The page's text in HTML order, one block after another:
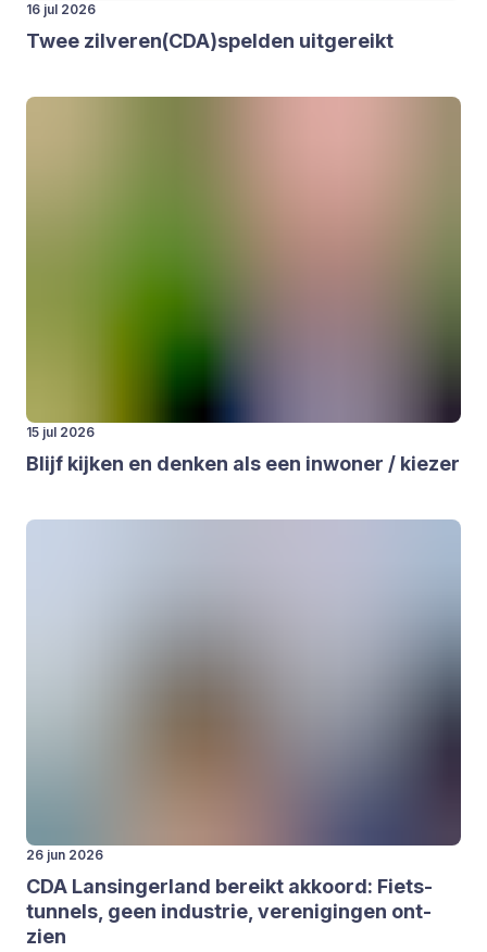
16 jul 2026
Twee zilveren(CDA)spelden uit­ge­reikt
15 jul 2026
Blijf kij­ken en den­ken als een inwo­ner / kie­zer
26 jun 2026
CDA Lan­sin­ger­land bereikt akkoord: Fiets­
tun­nels, geen indu­strie, ver­e­ni­gin­gen ont­
zien